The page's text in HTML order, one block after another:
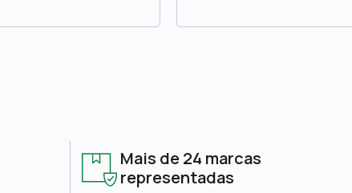
Mais de 24 marcas
representadas